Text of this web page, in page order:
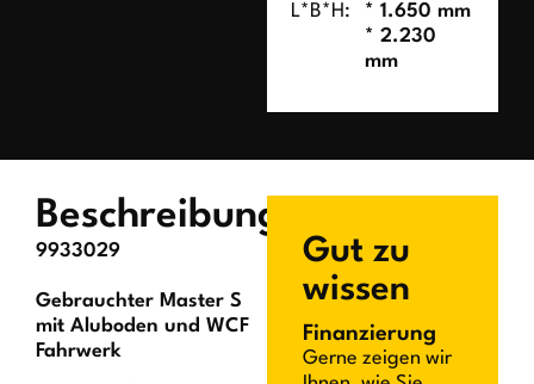
L*B*H:
* 1.650 mm
* 2.230
mm
Beschreibung
9933029
Gebrauchter Master S
mit Aluboden und WCF
Fahrwerk
Gut zu
wissen
Finanzierung
Gerne zeigen wir